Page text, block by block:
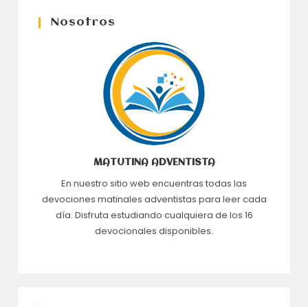
Nosotros
MATUTINA ADVENTISTA
En nuestro sitio web encuentras todas las
devociones matinales adventistas para leer cada
día. Disfruta estudiando cualquiera de los 16
devocionales disponibles.